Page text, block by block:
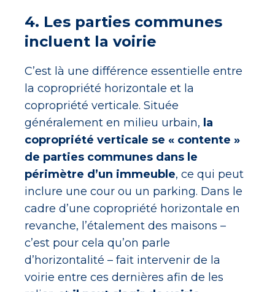
4. Les parties communes
incluent la voirie
C’est là une différence essentielle entre
la copropriété horizontale et la
copropriété verticale. Située
généralement en milieu urbain, la
copropriété verticale se « contente »
de parties communes dans le
périmètre d’un immeuble, ce qui peut
inclure une cour ou un parking. Dans le
cadre d’une copropriété horizontale en
revanche, l’étalement des maisons –
c’est pour cela qu’on parle
d’horizontalité – fait intervenir de la
voirie entre ces dernières afin de les